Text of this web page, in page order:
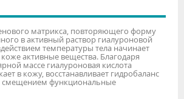
матрикса, повторяющего форму
в активный раствор гиалуроновой
температуры тела начинает
коже активные вещества. Благодаря
массе гиалуроновая кислота
в кожу, восстанавливает гидробаланс
смещением функциональные